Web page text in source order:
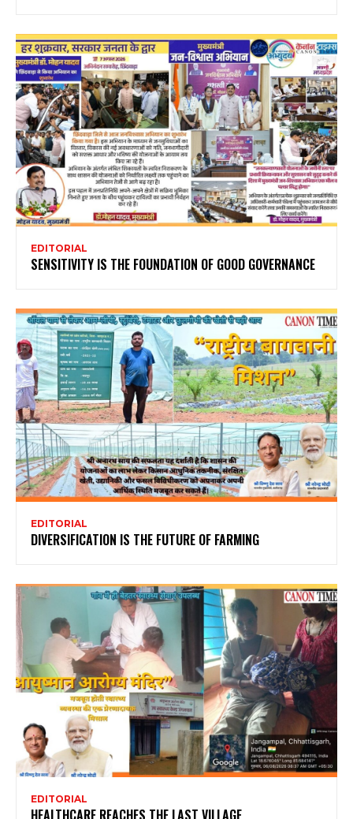
EDITORIAL
SENSITIVITY IS THE FOUNDATION OF GOOD GOVERNANCE
EDITORIAL
DIVERSIFICATION IS THE FUTURE OF FARMING
EDITORIAL
HEALTHCARE REACHES THE LAST VILLAGE